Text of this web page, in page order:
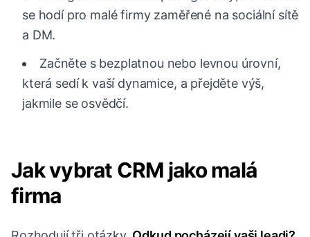
se hodí pro malé firmy zaměřené na sociální sítě
a DM.
Začněte s bezplatnou nebo levnou úrovní,
která sedí k vaší dynamice, a přejděte výš,
jakmile se osvědčí.
Jak vybrat CRM jako malá
firma